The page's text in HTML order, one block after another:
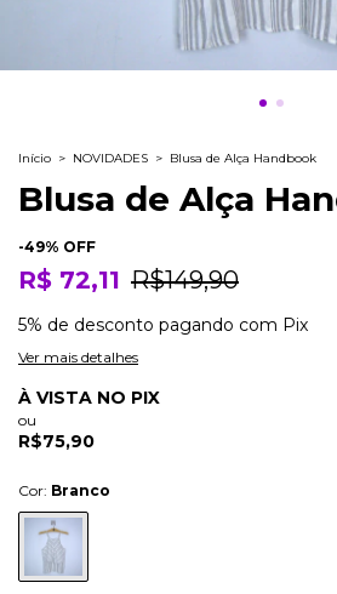
Início > NOVIDADES > Blusa de Alça Handbook
Blusa de Alça
-49% OFF
R$ 72,11 R$149,90
5% de desconto pagando com Pix
Ver mais detalhes
À VISTA NO PIX
ou
R$75,90
Cor: Branco